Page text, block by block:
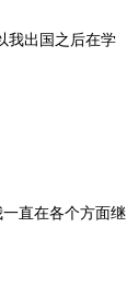
我出国之后在学
直在各个方面继